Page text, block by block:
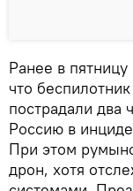
Ранее в
что
пострадали два
Россию в
При этом
дрон, хотя